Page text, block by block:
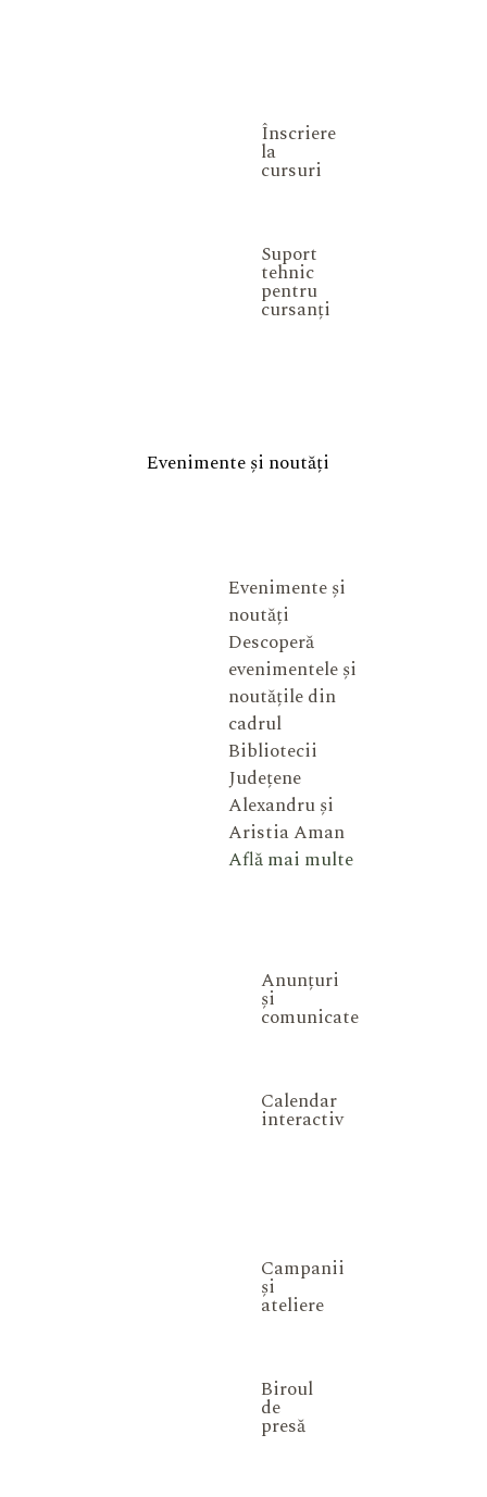
Înscriere
la
cursuri
Suport
tehnic
pentru
cursanți
Evenimente și noutăți
Evenimente și
noutăți
Descoperă
evenimentele și
noutățile din
cadrul
Bibliotecii
Județene
Alexandru și
Aristia Aman
Află mai multe
Anunțuri
și
comunicate
Calendar
interactiv
Campanii
și
ateliere
Biroul
de
presă